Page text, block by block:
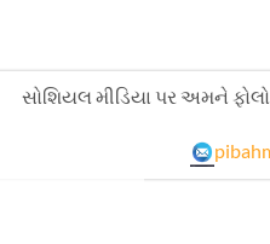
સોશિયલ મીડિયા પર અમને ફોલો